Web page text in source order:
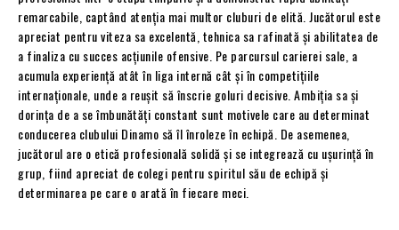
remarcabile, captând atenția mai multor cluburi de elită. Jucătorul este
apreciat pentru viteza sa excelentă, tehnica sa rafinată și abilitatea de
a finaliza cu succes acțiunile ofensive. Pe parcursul carierei sale, a
acumula experiență atât în liga internă cât și în competițiile
internaționale, unde a reușit să înscrie goluri decisive. Ambiția sa și
dorința de a se îmbunătăți constant sunt motivele care au determinat
conducerea clubului Dinamo să îl înroleze în echipă. De asemenea,
jucătorul are o etică profesională solidă și se integrează cu ușurință în
grup, fiind apreciat de colegi pentru spiritul său de echipă și
determinarea pe care o arată în fiecare meci.